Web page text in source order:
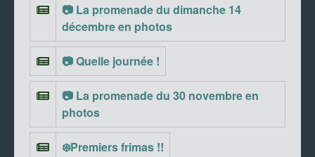
📷 La promenade du dimanche 14
décembre en photos
📷 Quelle journée !
📷 La promenade du 30 novembre en
photos
❄️Premiers frimas !!